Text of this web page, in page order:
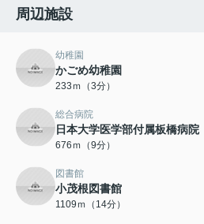
周辺施設
幼稚園
かごめ幼稚園
233ｍ（3分）
総合病院
日本大学医学部付属板橋病院
676ｍ（9分）
図書館
小茂根図書館
1109ｍ（14分）